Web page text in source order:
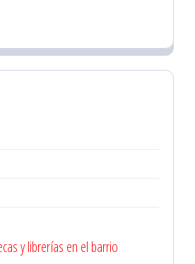
y librerías en el barrio